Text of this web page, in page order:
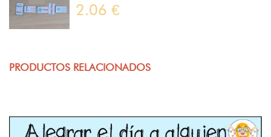
2.06 €
PRODUCTOS RELACIONADOS